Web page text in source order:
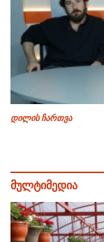
დილის ჩართვა
მულტიმედია